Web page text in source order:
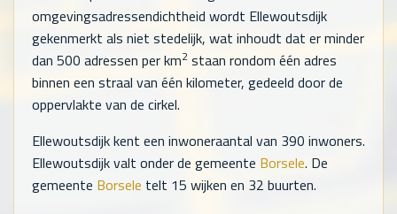
omgevingsadressendichtheid wordt Ellewoutsdijk
gekenmerkt als niet stedelijk, wat inhoudt dat er minder
dan 500 adressen per km2 staan rondom één adres
binnen een straal van één kilometer, gedeeld door de
oppervlakte van de cirkel.
Ellewoutsdijk kent een inwoneraantal van 390 inwoners.
Ellewoutsdijk valt onder de gemeente Borsele. De
gemeente Borsele telt 15 wijken en 32 buurten.